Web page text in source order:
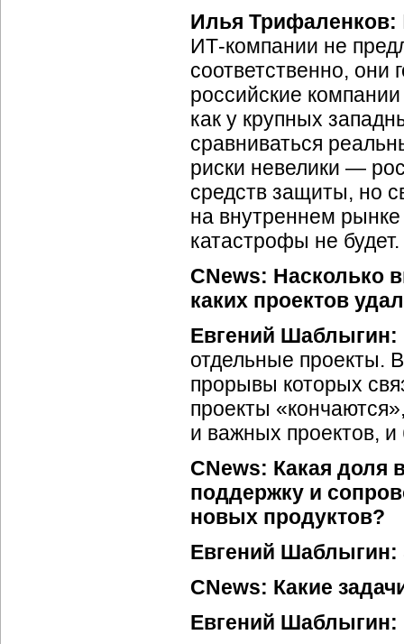
Илья Трифаленков:
ИТ-компании не
соответственно, они
российские
как у крупных
сравниваться
риски невелики —
средств защиты, но
на внутреннем
катастрофы не будет.
CNews: Насколько
каких проектов
Евгений Шаблыгин:
отдельные проекты.
прорывы которых
проекты
и важных проектов, и
CNews: Какая доля
поддержку и
новых продуктов?
Евгений Шаблыгин:
CNews: Какие
Евгений Шаблыгин: